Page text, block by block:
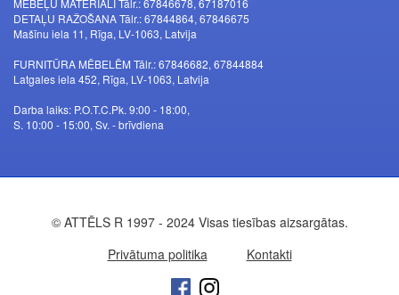
DETAĻU RAŽOŠANA Tālr.: 67844864, 67846675
Mašīnu iela 11, Rīga, LV-1063, Latvija
FURNITŪRA MĒBELĒM Tālr.: 67846682, 67844884
Latgales iela 452, Rīga, LV-1063, Latvija
Darba laiks: P.O.T.C.Pk. 9:00 - 18:00,
S. 10:00 - 15:00, Sv. - brīvdiena
© ATTĒLS R 1997 - 2024 Visas tiesības aizsargātas.
Privātuma politika
Kontakti